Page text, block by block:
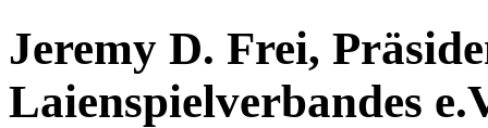
Jeremy D. Frei,
Laienspielverbandes